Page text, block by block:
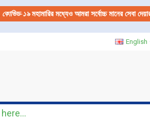
কোভিড-১৯মহামারির মধ্যেও আমরা সর্বোচ্চ মানের সেবা
English